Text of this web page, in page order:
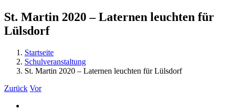
St. Martin 2020 – Laternen leuchten für
Lülsdorf
Startseite
Schulveranstaltung
St. Martin 2020 – Laternen leuchten für Lülsdorf
Zurück Vor